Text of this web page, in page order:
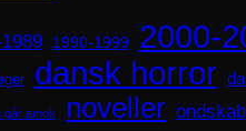
1990-1999 2000-
dansk horror
går amok noveller ondskab